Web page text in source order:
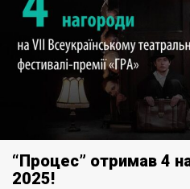
“Процес” отримав 4
2025!